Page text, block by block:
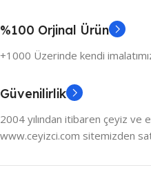
%100 Orjinal Ürün
+1000 Üzerinde kendi
Güvenilirlik
2004 yılından itibaren çeyiz ve
www.ceyizci.com sitemizden